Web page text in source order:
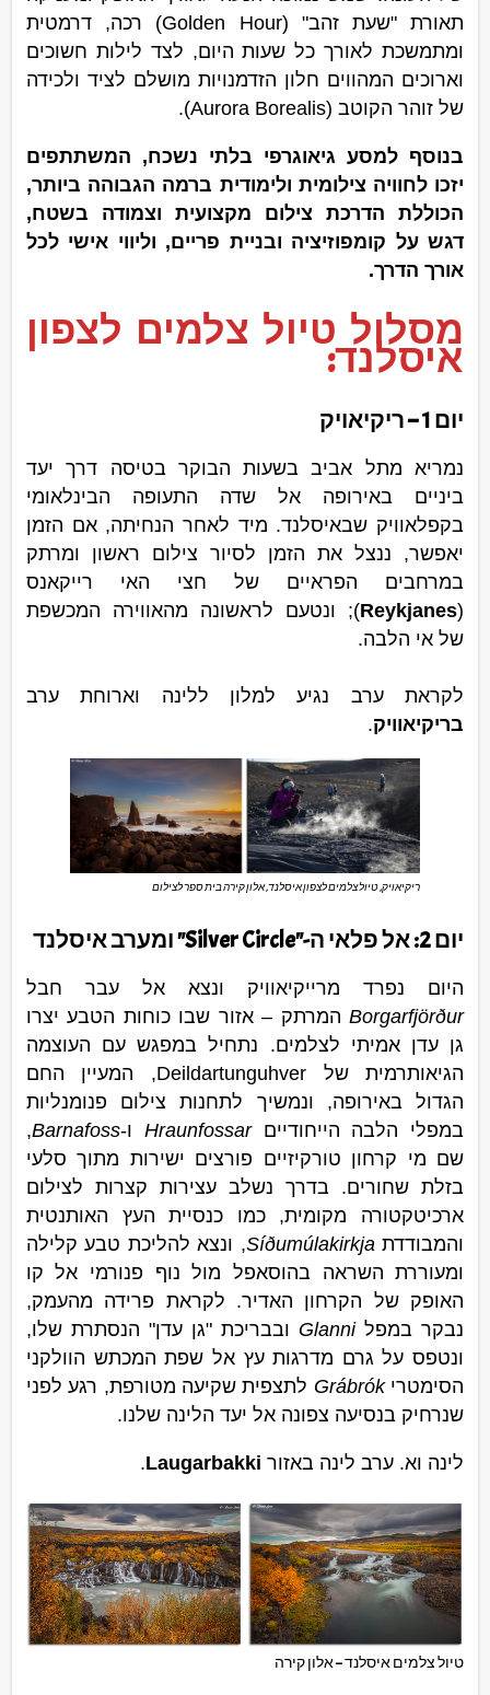
תאורת "שעת זהב" (Golden Hour) רכה, דרמטית
ומתמשכת לאורך כל שעות היום, לצד לילות חשוכים
וארוכים המהווים חלון הזדמנויות מושלם לציד ולכידה
של זוהר הקוטב (Aurora Borealis).
בנוסף למסע גיאוגרפי בלתי נשכח, המשתתפים
יזכו לחוויה צילומית ולימודית ברמה הגבוהה ביותר,
הכוללת הדרכת צילום מקצועית וצמודה בשטח,
דגש על קומפוזיציה ובניית פריים, וליווי אישי לכל
אורך הדרך.
מסלול טיול צלמים לצפון
איסלנד:
יום 1 – ריקיאויק
נמריא מתל אביב בשעות הבוקר בטיסה דרך יעד
ביניים באירופה אל שדה התעופה הבינלאומי
בקפלאוויק שבאיסלנד. מיד לאחר הנחיתה, אם הזמן
יאפשר, ננצל את הזמן לסיור צילום ראשון ומרתק
במרחבים הפראיים של חצי האי רייקאנס
(
Reykjanes); ונטעם לראשונה מהאווירה המכשפת
של אי הלבה.
לקראת ערב נגיע למלון ללינה וארוחת ערב
בריקיאוויק.
ריקיאויק, טיול צלמים לצפון איסלנד, אלון קירה בית ספר לצילום
יום 2: אל פלאי ה-"Silver Circle" ומערב איסלנד
היום נפרד מרייקיאוויק ונצא אל עבר חבל
Borgarfjörðurהמרתק – אזור שבו כוחות הטבע יצרו
גן עדן אמיתי לצלמים. נתחיל במפגש עם העוצמה
הגיאותרמית של Deildartunguhver, המעיין החם
הגדול באירופה, ונמשיך לתחנות צילום פנומנליות
במפלי הלבה הייחודייםHraunfossar ו-Barnafoss
,
שם מי קרחון טורקיזיים פורצים ישירות מתוך סלעי
בזלת שחורים. בדרך נשלב עצירות קצרות לצילום
ארכיטקטורה מקומית, כמו כנסיית העץ האותנטית
והמבודדתSíðumúlakirkja, ונצא להליכת טבע קלילה
ומעוררת השראה בהוסאפל מול נוף פנורמי אל קו
האופק של הקרחון האדיר. לקראת פרידה מהעמק,
נבקר במפלGlanni ובבריכת "גן עדן" הנסתרת שלו,
ונטפס על גרם מדרגות עץ אל שפת המכתש הוולקני
הסימטריGrábrók לתצפית שקיעה מטורפת, רגע לפני
שנרחיק בנסיעה צפונה אל יעד הלינה שלנו.
לינה וא. ערב לינה באזור Laugarbakki
.
טיול צלמים איסלנד – אלון קירה